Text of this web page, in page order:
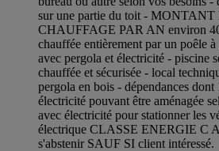
sur une partie du toit -
CHAUFFAGE PAR AN environ
chauffée entièrement par un poêle à
avec pergola et électricité - piscine
chauffée et sécurisée - local
pergola en bois - dépendances
électricité pouvant être aménagée
avec électricité pour stationner les
électrique CLASSE ENERGIE C
s'abstenir SAUF SI client intéressé.